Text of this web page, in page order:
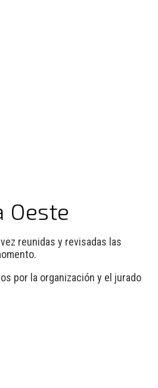
Oeste
reunidas y revisadas las
por la organización y el jurado